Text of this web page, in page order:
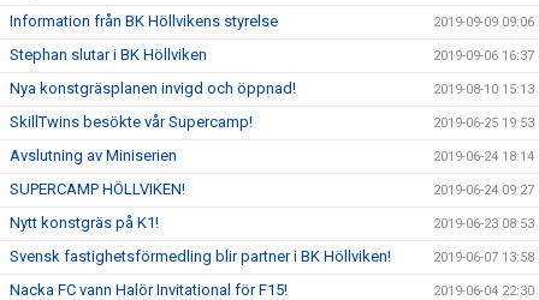
Information från BK Höllvikens styrelse 2019-09-09 09:06
Stephan slutar i BK Höllviken 2019-09-06 16:37
Nya konstgräsplanen invigd och öppnad! 2019-08-10 15:13
SkillTwins besökte vår Supercamp! 2019-06-25 19:53
Avslutning av Miniserien 2019-06-24 18:14
SUPERCAMP HÖLLVIKEN! 2019-06-24 09:27
Nytt konstgräs på K1! 2019-06-23 08:53
Svensk fastighetsförmedling blir partner i BK Höllviken! 2019-06-07 13:58
Nacka FC vann Halör Invitational för F15! 2019-06-04 22:30